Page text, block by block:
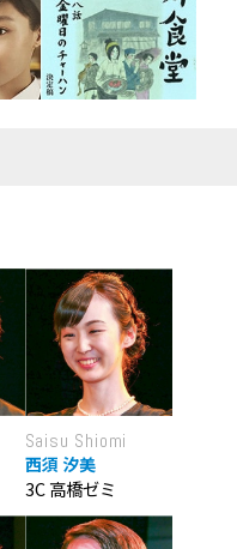
Saisu Shiomi
西須 汐美
3C 高橋ゼミ